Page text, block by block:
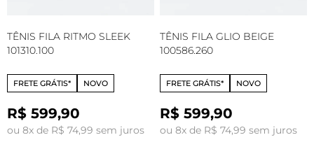
TÊNIS FILA RITMO SLEEK
101310.100
FRETE GRÁTIS* NOVO
R$ 599,90
ou 8x de R$ 74,99 sem juros
TÊNIS FILA GLIO BEIGE
100586.260
FRETE GRÁTIS* NOVO
R$ 599,90
ou 8x de R$ 74,99 sem juros